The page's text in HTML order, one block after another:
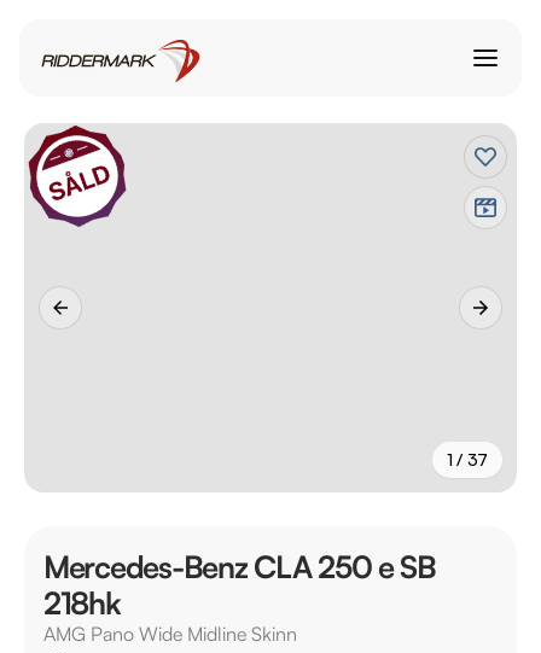
1 / 37
Mercedes-Benz CLA 250 e SB
218hk
AMG Pano Wide Midline Skinn